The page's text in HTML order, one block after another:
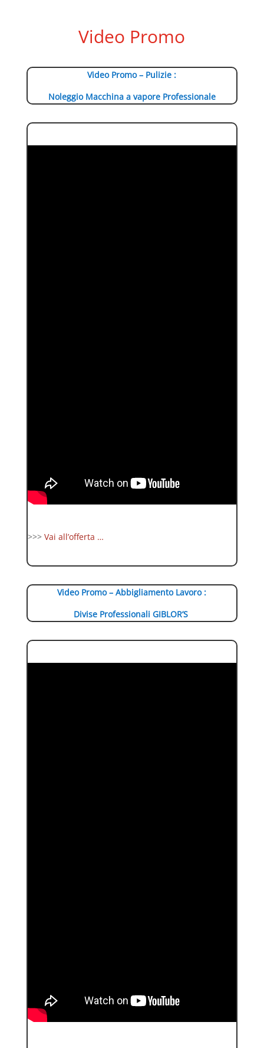
Video Promo
Video Promo – Pulizie :
Noleggio Macchina a vapore Professionale
>>> Vai all’offerta …
Video Promo – Abbigliamento Lavoro :
Divise Professionali GIBLOR’S